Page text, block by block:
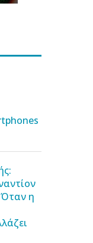
Όταν η